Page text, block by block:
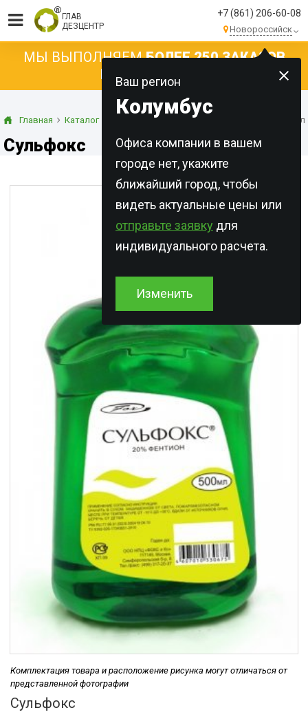
ГЛАВ
ДЕЗЦЕНТР
+7 (861) 206-60-08
Новороссийск
Ваш регион
Колумбус
Офиса компании в вашем
городе нет, укажите
ближайший город, чтобы
видеть актуальные цены или
отправьте заявку для
индивидуального расчета.
Изменить
МЫ ВЫПОЛНЯЕМБОЛЕЕ 250 ЗАКАЗОВ
КАЖДЫЙ ДЕНЬ!
Главная Каталог Концентраты Концентраты эмульсии
Сульфокс
Комплектация товара и расположение рисунка могут отличаться от
представленной фотографии
Сульфокс